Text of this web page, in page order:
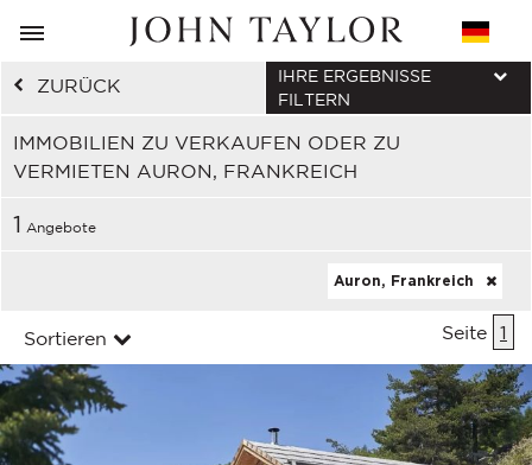
ZURÜCK
IMMOBILIEN ZU VERKAUFEN ODER ZU
VERMIETEN AURON, FRANKREICH
IHRE ERGEBNISSE
FILTERN
1 Angebote
Auron, Frankreich
Sortieren Seite 1